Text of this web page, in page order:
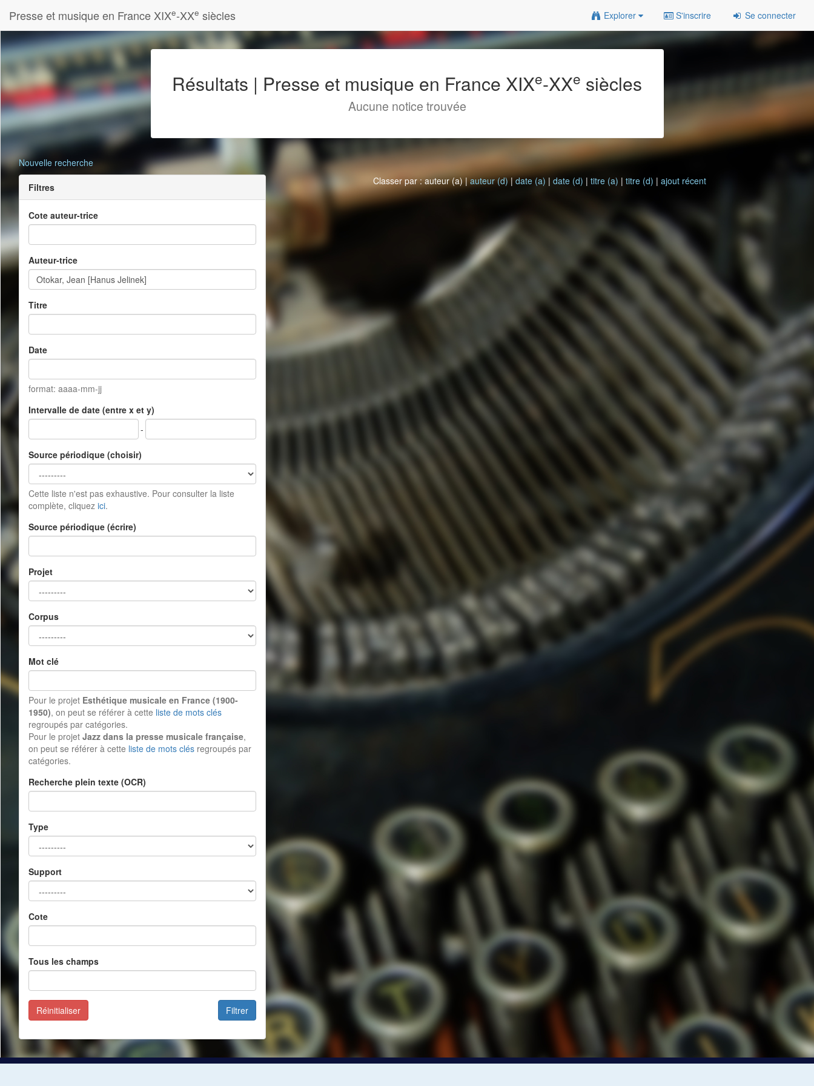
Presse et musique en France XIXe-XXe siècles Explorer S'inscrire Se connecter
Résultats | Presse et musique en France XIXe-XXe siècles
Aucune notice trouvée
Nouvelle recherche
Filtres
Cote auteur-trice
Auteur-trice
Titre
Date
format: aaaa-mm-jj
Intervalle de date (entre x et y)
-
Source périodique (choisir)
Cette liste n'est pas exhaustive. Pour consulter la liste
complète, cliquez ici.
Source périodique (écrire)
Projet
Corpus
Mot clé
Pour le projet Esthétique musicale en France (1900-
1950), on peut se référer à cette liste de mots clés
regroupés par catégories.
Pour le projet Jazz dans la presse musicale française,
on peut se référer à cette liste de mots clés regroupés par
catégories.
Recherche plein texte (OCR)
Type
Support
Cote
Tous les champs
Filtrer
Réinitialiser
Classer par : auteur (a) |auteur (d)|date (a) |date (d) |titre (a) |titre (d) |ajout récent